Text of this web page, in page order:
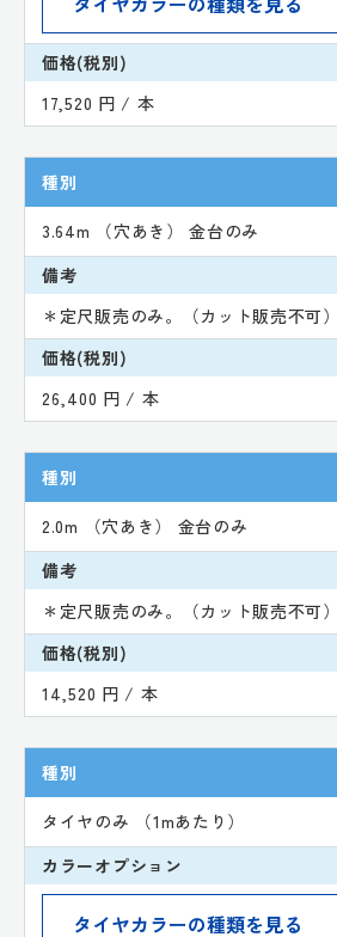
価格(税別)
17,520 円 / 本
種別
3.64m （穴あき） 金台のみ
備考
＊定尺販売のみ。（カット販売不可）
価格(税別)
26,400 円 / 本
種別
2.0m （穴あき） 金台のみ
備考
＊定尺販売のみ。（カット販売不可）
価格(税別)
14,520 円 / 本
種別
タイヤのみ （1mあたり）
カラーオプション